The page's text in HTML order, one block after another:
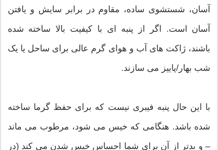
آسان، شستشوی ساده، مقاوم در برابر سایش و یافتن
آسان است. اگر از پنبه ای با کیفیت بالا ساخته شده
باشند، ژاکت های آب و هوای گرم عالی برای ساحل یا یک
شب بهار/پاییز می سازند.
با این حال پنبه فیبری نیست که برای حفظ گرما ساخته
شده باشد. هنگامی که خیس می شود، مرطوب می ماند
– و بدتر از آن برای شما احساس خیس شدن می کند (در